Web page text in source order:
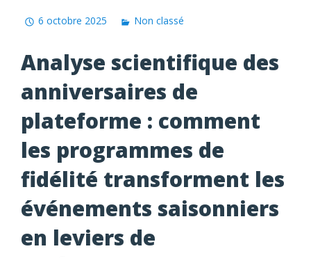
6 octobre 2025 Non classé
Analyse scientifique des
anniversaires de
plateforme : comment
les programmes de
fidélité transforment les
événements saisonniers
en leviers de